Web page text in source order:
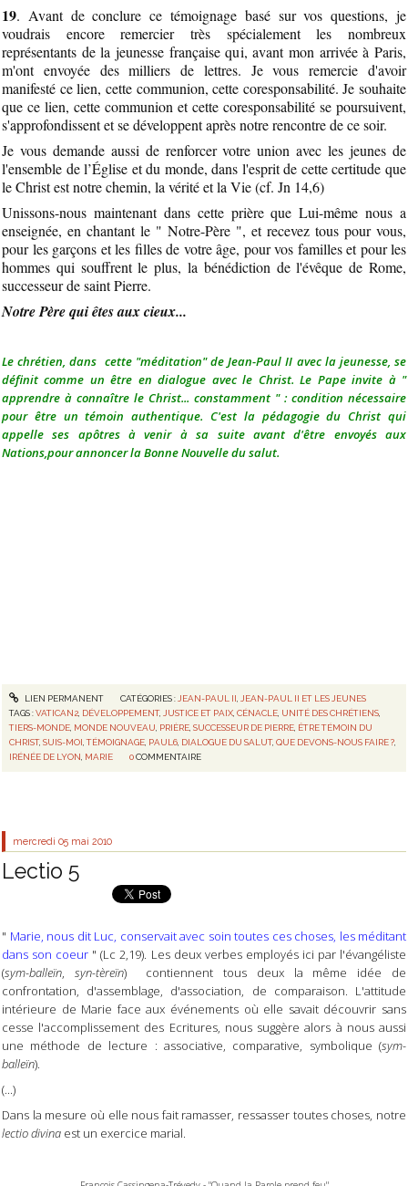
19. Avant de conclure ce témoignage basé sur vos questions, je
voudrais encore remercier très spécialement les nombreux
représentants de la jeunesse française qui, avant mon arrivée à Paris,
m'ont envoyée des milliers de lettres. Je vous remercie d'avoir
manifesté ce lien, cette communion, cette coresponsabilité. Je souhaite
que ce lien, cette communion et cette coresponsabilité se poursuivent,
s'approfondissent et se développent après notre rencontre de ce soir.
Je vous demande aussi de renforcer votre union avec les jeunes de
l'ensemble de l’Église et du monde, dans l'esprit de cette certitude que
le Christ est notre chemin, la vérité et la Vie (cf. Jn 14,6)
Unissons-nous maintenant dans cette prière que Lui-même nous a
enseignée, en chantant le " Notre-Père ", et recevez tous pour vous,
pour les garçons et les filles de votre âge, pour vos familles et pour les
hommes qui souffrent le plus, la bénédiction de l'évêque de Rome,
successeur de saint Pierre.
Notre Père qui êtes aux cieux...
Le chrétien, dans cette "méditation" de Jean-Paul II avec la jeunesse, se
définit comme un être en dialogue avec le Christ. Le Pape invite à "
apprendre à connaître le Christ... constamment " : condition nécessaire
pour être un témoin authentique. C'est la pédagogie du Christ qui
appelle ses apôtres à venir à sa suite avant d'être envoyés aux
Nations,pour annoncer la Bonne Nouvelle du salut.
LIEN PERMANENT CATÉGORIES : JEAN-PAUL II
JEAN-PAUL II ET LES JEUNES
TAGS :VATICAN2 DÉVELOPPEMENT, JUSTICE ET PAIX ,CÉNACLE UNITÉ DES CHRÉTIENS
TIERS-MONDE MONDE NOUVEAU PRIÈRE ,SUCCESSEUR DE PIERRE ÊTRE TÉMOIN DU
CHRIST,SUIS-MOI ,TÉMOIGNAGE PAUL6 DIALOGUE DU SALUT,QUE DEVONS-NOUS FAIRE ?
IRÉNÉE DE LYON MARIE 0 COMMENTAIRE
mercredi 05 mai 2010
Lectio 5
" Marie, nous dit Luc, conservait avec soin toutes ces choses, les méditant
dans son coeur " (Lc 2,19). Les deux verbes employés ici par l'évangéliste
(sym-balleïn, syn-tèreïn) contiennent tous deux la même idée de
confrontation, d'assemblage, d'association, de comparaison. L'attitude
intérieure de Marie face aux événements où elle savait découvrir sans
cesse l'accomplissement des Ecritures, nous suggère alors à nous aussi
une méthode de lecture : associative, comparative, symbolique (sym-
balleïn).
(...)
Dans la mesure où elle nous fait ramasser, ressasser toutes choses, notre
lectio divina est un exercice marial.